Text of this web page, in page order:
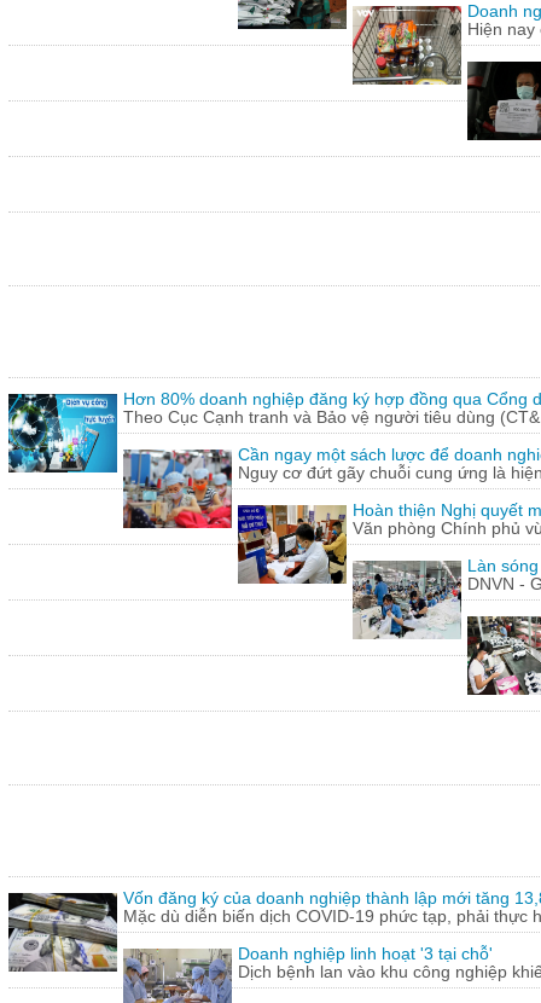
Doanh
Hiện
Hơn 80% doanh nghiệp đăng ký hợp đồng qua Cổng
Theo Cục Cạnh tranh và Bảo vệ người tiêu dùng
Cần ngay một sách lược để doanh
Nguy cơ đứt gãy chuỗi cung ứng là
Hoàn thiện Nghị quyết
Văn phòng Chính phủ
Làn
DNVN -
Vốn đăng ký của doanh nghiệp thành lập mới tăng
Mặc dù diễn biến dịch COVID-19 phức tạp, phải thực
Doanh nghiệp linh hoạt '3 tại chỗ'
Dịch bệnh lan vào khu công nghiệp